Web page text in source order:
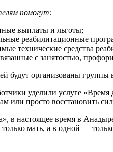
помогут:
выплаты и льготы;
реабилитационные
технические средства
с занятостью,
будут организованы
уделили услуге
или просто восстановить
в настоящее время в
мать, а в одной —